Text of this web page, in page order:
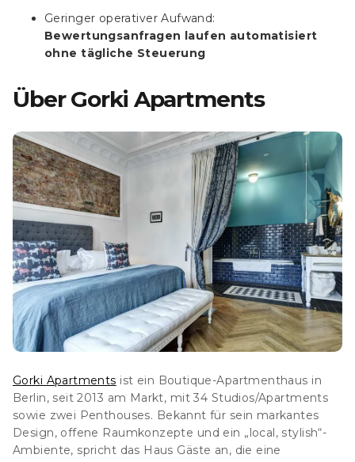
Geringer operativer Aufwand:
Bewertungsanfragen laufen automatisiert
ohne tägliche Steuerung
Über Gorki Apartments
Gorki Apartments ist ein Boutique-Apartmenthaus in
Berlin, seit 2013 am Markt, mit 34 Studios/Apartments
sowie zwei Penthouses. Bekannt für sein markantes
Design, offene Raumkonzepte und ein „local, stylish“-
Ambiente, spricht das Haus Gäste an, die eine